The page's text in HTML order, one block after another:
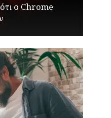
ο Chrome